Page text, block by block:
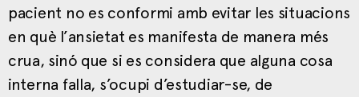
pacient no es conformi amb evitar les situacions
en què l’ansietat es manifesta de manera més
crua, sinó que si es considera que alguna cosa
interna falla, s’ocupi d’estudiar-se, de